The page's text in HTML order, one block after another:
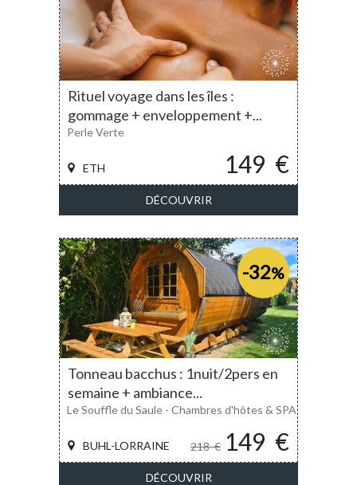
Rituel voyage dans les îles :
gommage + enveloppement +...
149 €
ETH
Perle Verte
DÉCOUVRIR
-32%
Tonneau bacchus : 1nuit/2pers en
semaine + ambiance...
218€ 149 €
BUHL-LORRAINE
Le Souffle du Saule - Chambres d'hôtes & SPA
DÉCOUVRIR